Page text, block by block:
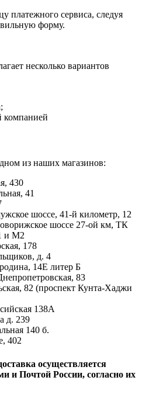
платежного сервиса, следуя
форму.
несколько вариантов
компанией
из наших магазинов:
430
41
шоссе, 41-й километр, 12
шоссе 27-ой км, ТК
и М2
178
д. 4
14Е литер Б
83
82 (проспект Кунта-Хаджи
138А
д. 239
140 б.
402
осуществляется
и Почтой России, согласно их